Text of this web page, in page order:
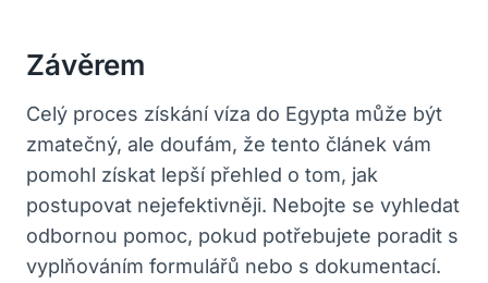
Závěrem
Celý proces získání víza do Egypta může být
zmatečný, ale doufám, že tento článek vám
pomohl získat lepší přehled o tom, jak
postupovat nejefektivněji. Nebojte se vyhledat
odbornou pomoc, pokud potřebujete poradit s
vyplňováním formulářů nebo s dokumentací.